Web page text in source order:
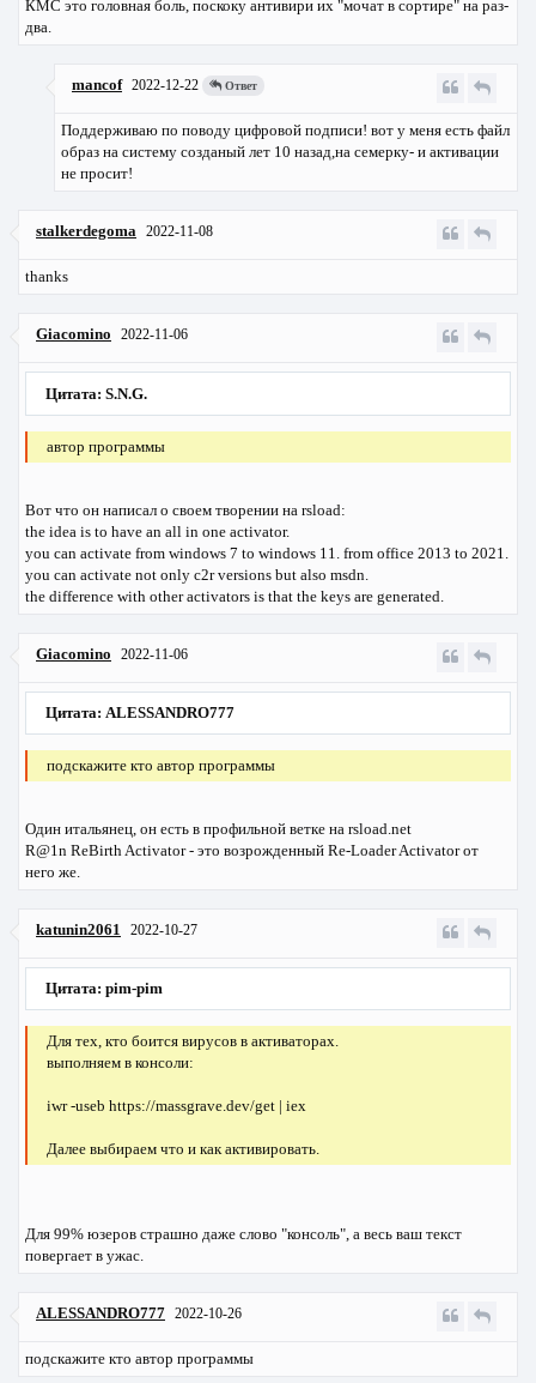
КМС это головная боль, поскоку антивири их "мочат в сортире" на раз-
два.
mancof 2022-12-22 Ответ
Поддерживаю по поводу цифровой подписи! вот у меня есть файл
образ на систему созданый лет 10 назад,на семерку- и активации
не просит!
stalkerdegoma 2022-11-08
thanks
Giacomino 2022-11-06
Цитата: S.N.G.
автор программы
Вот что он написал о своем творении на rsload:
the idea is to have an all in one activator.
you can activate from windows 7 to windows 11. from office 2013 to 2021.
you can activate not only c2r versions but also msdn.
the difference with other activators is that the keys are generated.
Giacomino 2022-11-06
Цитата: ALESSANDRO777
подскажите кто автор программы
Один итальянец, он есть в профильной ветке на rsload.net
R@1n ReBirth Activator - это возрожденный Re-Loader Activatorот
него же.
katunin2061 2022-10-27
Цитата: pim-pim
Для тех, кто боится вирусов в активаторах.
выполняем в консоли:
iwr -useb https://massgrave.dev/get | iex
Далее выбираем что и как активировать.
Для 99% юзеров страшно даже слово "консоль", а весь ваш текст
повергает в ужас.
ALESSANDRO777 2022-10-26
подскажите кто автор программы